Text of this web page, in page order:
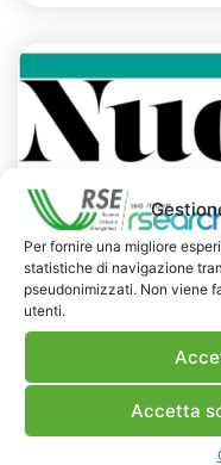
Per fornire una migliore
statistiche di navigazione
pseudonimizzati. Non viene
utenti.
Accetta
Pianificare il